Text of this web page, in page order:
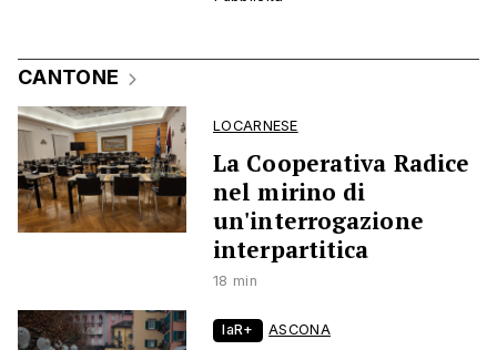
CANTONE
LOCARNESE
La Cooperativa Radice
nel mirino di
un'interrogazione
interpartitica
18 min
laR+ ASCONA